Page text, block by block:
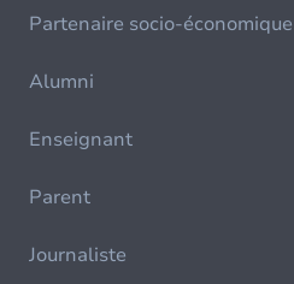
Partenaire socio-économique
Alumni
Enseignant
Parent
Journaliste